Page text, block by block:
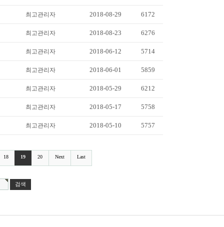
최고관리자 2018-08-29 6172
최고관리자 2018-08-23 6276
최고관리자 2018-06-12 5714
최고관리자 2018-06-01 5859
최고관리자 2018-05-29 6212
최고관리자 2018-05-17 5758
최고관리자 2018-05-10 5757
18 19 20 Next Last